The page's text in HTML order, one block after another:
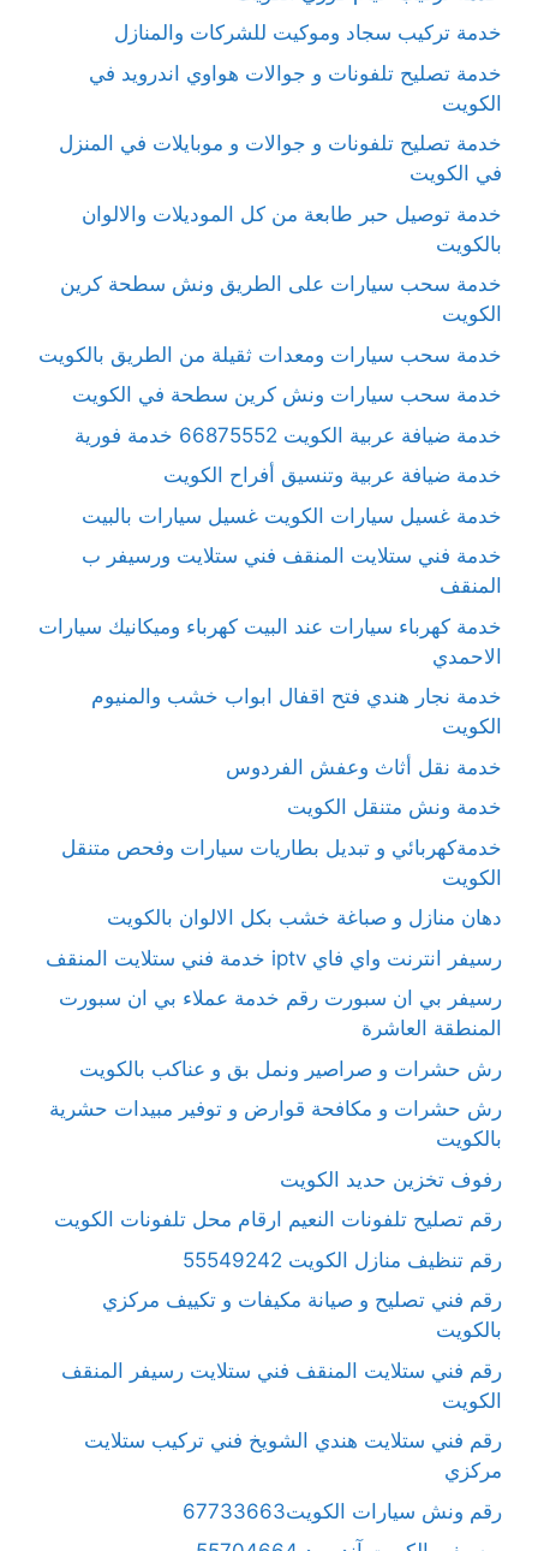
خدمة تركيب سجاد وموكيت للشركات والمنازل
خدمة تصليح تلفونات و جوالات هواوي اندرويد في
الكويت
خدمة تصليح تلفونات و جوالات و موبايلات في المنزل
في الكويت
خدمة توصيل حبر طابعة من كل الموديلات والالوان
بالكويت
خدمة سحب سيارات على الطريق ونش سطحة كرين
الكويت
خدمة سحب سيارات ومعدات ثقيلة من الطريق بالكويت
خدمة سحب سيارات ونش كرين سطحة في الكويت
خدمة ضيافة عربية الكويت 66875552 خدمة فورية
خدمة ضيافة عربية وتنسيق أفراح الكويت
خدمة غسيل سيارات الكويت غسيل سيارات بالبيت
خدمة فني ستلايت المنقف فني ستلايت ورسيفر ب
المنقف
خدمة كهرباء سيارات عند البيت كهرباء وميكانيك سيارات
الاحمدي
خدمة نجار هندي فتح اقفال ابواب خشب والمنيوم
الكويت
خدمة نقل أثاث وعفش الفردوس
خدمة ونش متنقل الكويت
خدمةكهربائي و تبديل بطاريات سيارات وفحص متنقل
الكويت
دهان منازل و صباغة خشب بكل الالوان بالكويت
رسيفر انترنت واي فاي iptv خدمة فني ستلايت المنقف
رسيفر بي ان سبورت رقم خدمة عملاء بي ان سبورت
المنطقة العاشرة
رش حشرات و صراصير ونمل بق و عناكب بالكويت
رش حشرات و مكافحة قوارض و توفير مبيدات حشرية
بالكويت
رفوف تخزين حديد الكويت
رقم تصليح تلفونات النعيم ارقام محل تلفونات الكويت
رقم تنظيف منازل الكويت 55549242
رقم فني تصليح و صيانة مكيفات و تكييف مركزي
بالكويت
رقم فني ستلايت المنقف فني ستلايت رسيفر المنقف
الكويت
رقم فني ستلايت هندي الشويخ فني تركيب ستلايت
مركزي
رقم ونش سيارات الكويت67733663